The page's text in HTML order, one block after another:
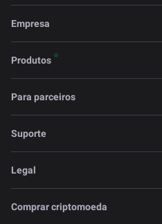
Empresa
Produtos
Para parceiros
Suporte
Legal
Comprar criptomoeda